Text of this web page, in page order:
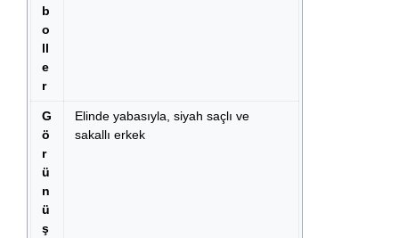
b
o
ll
e
r
G
ö
r
ü
n
ü
ş
Elinde yabasıyla, siyah saçlı ve
sakallı erkek